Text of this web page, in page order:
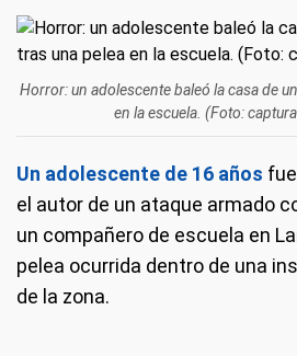
Horror: un adolescente baleó la casa de
en la escuela. (Foto:
Un adolescente de 16 años
el autor de un ataque armado
un compañero de escuela en
pelea ocurrida dentro de una
de la zona.